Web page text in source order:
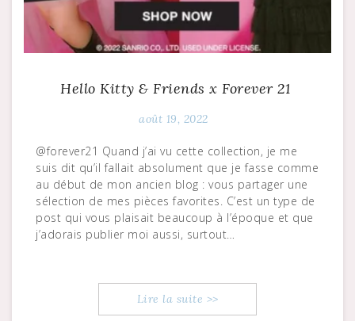
Hello Kitty & Friends x Forever 21
août 19, 2022
@forever21 Quand j’ai vu cette collection, je me
suis dit qu’il fallait absolument que je fasse comme
au début de mon ancien blog : vous partager une
sélection de mes pièces favorites. C’est un type de
post qui vous plaisait beaucoup à l’époque et que
j’adorais publier moi aussi, surtout…
Lire la suite >>